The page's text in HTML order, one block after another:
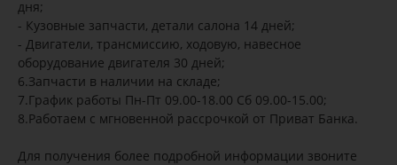
дня;
- Кузовные запчасти, детали салона 14 дней;
- Двигатели, трансмиссию, ходовую, навесное
оборудование двигателя 30 дней;
6.Запчасти в наличии на складе;
7.График работы Пн-Пт 09.00-18.00 Сб 09.00-15.00;
8.Работаем с мгновенной рассрочкой от Приват Банка.
Для получения более подробной информации звоните